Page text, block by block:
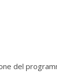
del